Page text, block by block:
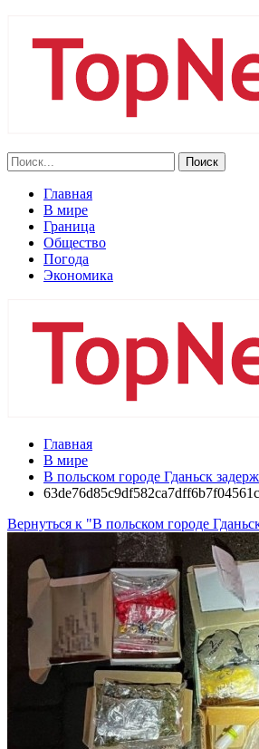
Главная
В мире
Граница
Общество
Погода
Экономика
Главная
В мире
В польском городе Гданьск
63de76d85c9df582ca7dff6b7f04561c
Вернуться к "В польском городе